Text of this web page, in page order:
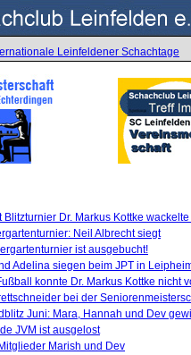
Leinfeldener Schachtage
Blitzturnier Dr. Markus Kottke
Neil Albrecht siegt
ist ausgebucht!
Adelina siegen beim JPT in
konnte Dr. Markus Kottke nicht
bei der
Juni: Mara, Hannah und Dev
JVM ist ausgelost
Marish und Dev